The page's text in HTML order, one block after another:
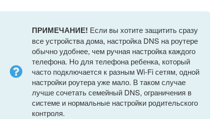
ПРИМЕЧАНИЕ! Если вы хотите защитить сразу
все устройства дома, настройка DNS на роутере
обычно удобнее, чем ручная настройка каждого
телефона. Но для телефона ребенка, который
часто подключается к разным Wi-Fi сетям, одной
настройки роутера уже мало. В таком случае
лучше сочетать семейный DNS, ограничения в
системе и нормальные настройки родительского
контроля.